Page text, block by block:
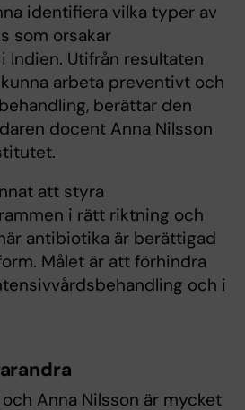
identifiera vilka typer av
som orsakar
Indien. Utifrån resultaten
arbeta preventivt och
berättar den
docent Anna Nilsson
att styra
i rätt riktning och
antibiotika är berättigad
Målet är att förhindra
och i
Anna Nilsson är mycket